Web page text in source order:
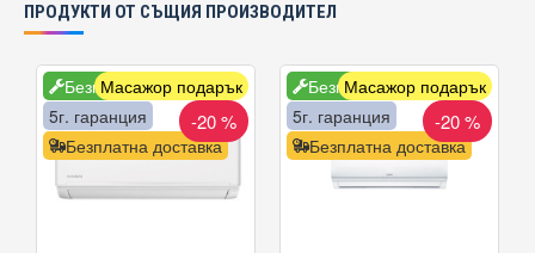
ПРОДУКТИ ОТ СЪЩИЯ ПРОИЗВОДИТЕЛ
Безплатен монтаж
Безплатна доставка
5г. гаранция
Масажор подарък
-20 %
Безплатен монтаж
Безплатна доставка
5г. гаранция
Масажор подарък
-20 %